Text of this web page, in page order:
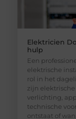
Elektricien
hulp
Een
elektrische
rol in het
zijn
verlichting,
technische
ontstaat of